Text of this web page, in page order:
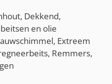
, Dekkend,
en olie
, Extreem
, Remmers,